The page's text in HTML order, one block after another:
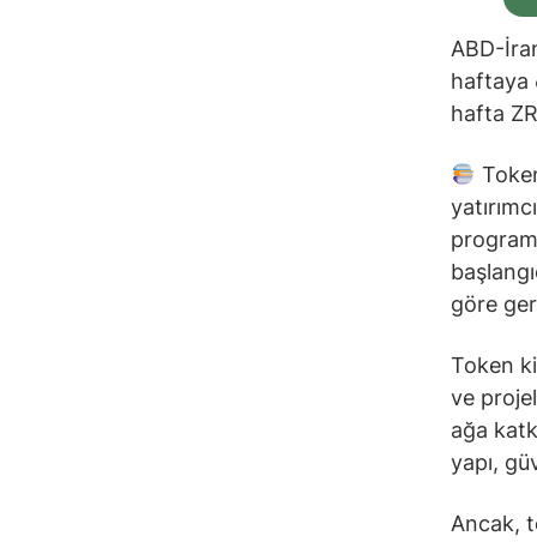
ABD-
haftaya
hafta
göre
Token
ve
ağa
yapı,
Ancak,